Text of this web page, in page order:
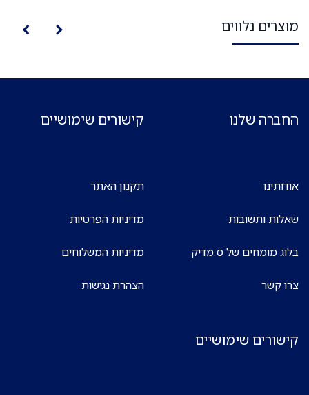
מוצרים נלווים
החברה שלנו
אודותינו
שאלות ותשובות
בלוג מומחים של ס.מדיק
צרו קשר
קישורים שימושיים
תקנון האתר
מדיניות הפרטיות
מדיניות המשלוחים
הצהרת נגישות
קישורים שימושיים